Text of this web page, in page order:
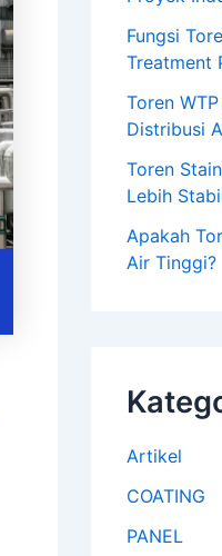
Fungsi
Treatment
Toren
Distribusi
Toren
Lebih
Apakah
Air Tinggi?
Artikel
COATING
PANEL